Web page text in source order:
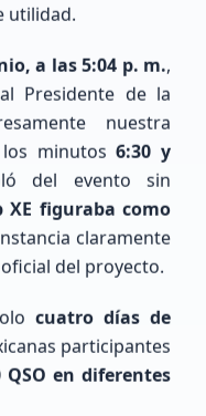
utilidad.
a las 5:04 p. m.,
Presidente de la
nuestra
los minutos6:30 y
del evento sin
XE figuraba como
claramente
del proyecto.
cuatro días de
participantes
QSO en diferentes